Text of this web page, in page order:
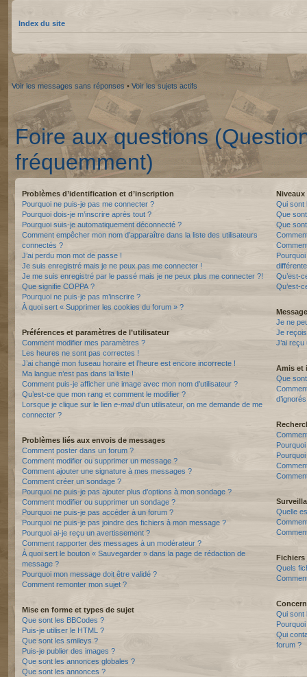
Index du site
Voir les messages sans réponses • Voir les sujets actifs
Foire aux questions
fréquemment)
Problèmes d’identification et d’inscription
Pourquoi ne puis-je pas me connecter ?
Pourquoi dois-je m’inscrire après tout ?
Pourquoi suis-je automatiquement déconnecté ?
Comment empêcher mon nom d’apparaître dans la liste des utilisateurs
connectés ?
J’ai perdu mon mot de passe !
Je suis enregistré mais je ne peux pas me connecter !
Je me suis enregistré par le passé mais je ne peux plus me connecter ?!
Que signifie COPPA ?
Pourquoi ne puis-je pas m’inscrire ?
À quoi sert « Supprimer les cookies du forum » ?
Préférences et paramètres de l’utilisateur
Comment modifier mes paramètres ?
Les heures ne sont pas correctes !
J’ai changé mon fuseau horaire et l’heure est encore incorrecte !
Ma langue n’est pas dans la liste !
Comment puis-je afficher une image avec mon nom d’utilisateur ?
Qu’est-ce que mon rang et comment le modifier ?
Lorsque je clique sur le lien e-maild’un utilisateur, on me demande de me
connecter ?
Problèmes liés aux envois de messages
Comment poster dans un forum ?
Comment modifier ou supprimer un message ?
Comment ajouter une signature à mes messages ?
Comment créer un sondage ?
Pourquoi ne puis-je pas ajouter plus d’options à mon sondage ?
Comment modifier ou supprimer un sondage ?
Pourquoi ne puis-je pas accéder à un forum ?
Pourquoi ne puis-je pas joindre des fichiers à mon message ?
Pourquoi ai-je reçu un avertissement ?
Comment rapporter des messages à un modérateur ?
À quoi sert le bouton « Sauvegarder » dans la page de rédaction de
message ?
Pourquoi mon message doit être validé ?
Comment remonter mon sujet ?
Mise en forme et types de sujet
Que sont les BBCodes ?
Puis-je utiliser le HTML ?
Que sont les smileys ?
Puis-je publier des images ?
Que sont les annonces globales ?
Que sont les annonces ?
Niveaux
Qui sont
Que
Que
Qu’est-
Qu’est-
Je ne
Je
J’ai
Amis et
Que
Quelle
Quels
Qui sont
Qui
forum ?